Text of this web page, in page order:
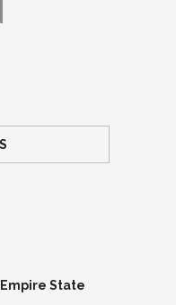
State